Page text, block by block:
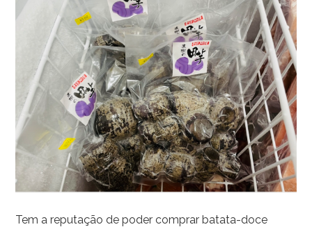
Tem a reputação de poder comprar batata-doce